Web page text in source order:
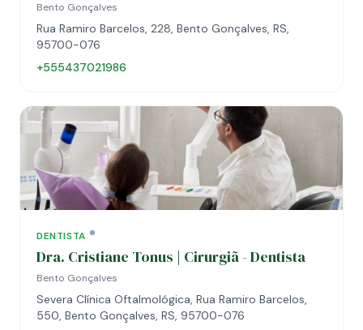
Bento Gonçalves
Rua Ramiro Barcelos, 228, Bento Gonçalves, RS,
95700-076
+555437021986
DENTISTA
Dra. Cristiane Tonus | Cirurgiã - Dentista
Bento Gonçalves
Severa Clínica Oftalmológica, Rua Ramiro Barcelos,
550, Bento Gonçalves, RS, 95700-076